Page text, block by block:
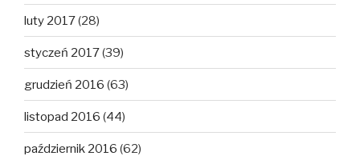
luty 2017(28)
styczeń 2017(39)
grudzień 2016 (63)
listopad 2016 (44)
październik 2016 (62)